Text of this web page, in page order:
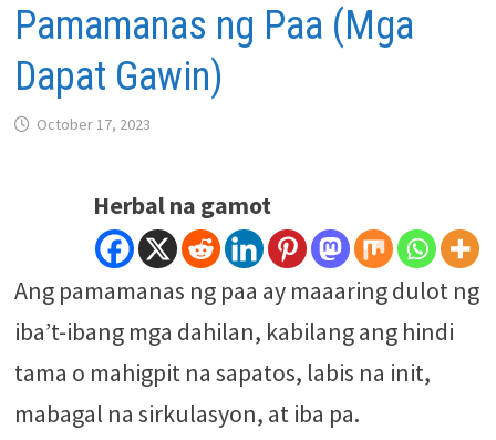
Pamamanas ng Paa (Mga
Dapat Gawin)
October 17, 2023
Herbal na gamot
Ang pamamanas ng paa ay maaaring dulot ng
iba’t-ibang mga dahilan, kabilang ang hindi
tama o mahigpit na sapatos, labis na init,
mabagal na sirkulasyon, at iba pa.